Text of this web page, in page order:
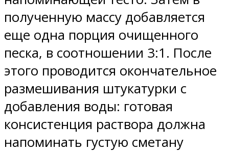
полученную массу добавляется
еще одна порция очищенного
песка, в соотношении 3:1. После
этого проводится окончательное
размешивания штукатурки с
добавления воды: готовая
консистенция раствора должна
напоминать густую сметану